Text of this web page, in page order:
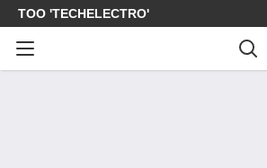
ТОО 'TECHELECTRO'